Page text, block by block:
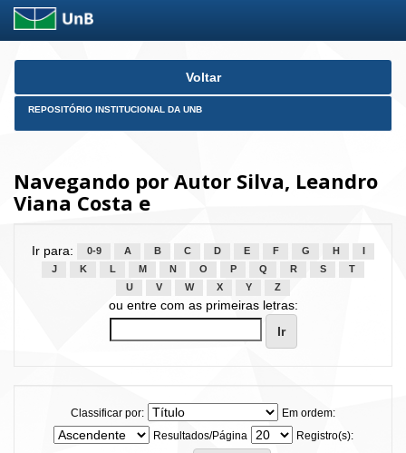
Skip
Voltar
REPOSITÓRIO INSTITUCIONAL DA UNB
Navegando por Autor Silva, Leandro
Viana Costa e
Ir para: 0-9 A B C D E F G H
J
K L M N O P Q R S
T
U
V W X Y Z
ou entre com as primeiras letras:
Classificar por:
Em ordem:
Resultados/Página
Registro(s):